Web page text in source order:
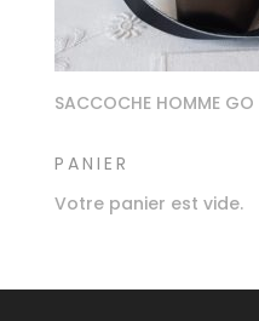
SACCOCHE HOMME GO
PANIER
Votre panier est vide.